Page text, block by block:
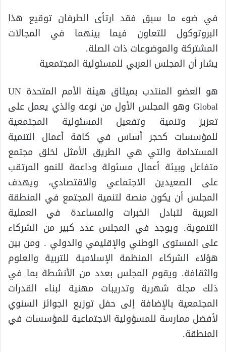
في ضوء ما سبق فقد ارتأى الطرفان توقيع هذا
البروتوكول للتعاون فيما بينهما في المجالات
المشتركة والموضوعات ذات الصلة.
يشار أن المجلس العربي للمسئولية المجتمعية
هو العضو المنتدب بميثاق هيئة الأمم المتحدة UN
Global وهو المجلس الأول من نوعه والذي يعمل على
تعزيز وتنمية وتفعيل المسئولية المجتمعية
للمؤسسات كحجر أساس في كافة أعمال التنمية
المستدامة والتي هي الطريق الأمثل لخلق مجتمع
متفاعل وبيئة أعمال مسئولة وداعمة للنمو المرتقب
على الصعيدين الاجتماعي والاقتصادي، ويهدف
المجلس أن يكون منصة لتنمية المجتمع في المنطقة
العربية لتبادل الخبرات والمساعدة في العملية
التنموية. ويوجد في المجلس عدد كبير من الشركاء
على المستوى الوطني والإقليمي والدولي . ومن بين
هؤلاء الشركاء المنظمة الإسلامية للتربية والعلوم
والثقافة. ويقوم المجلس بعدد من الأنشطة بما في
ذلك مجلة شهرية وتدريبات مهنية لبناء القدرات
المجتمعية بالإضافة إلى حفل توزيع الجوائز السنوي
لأفضل ممارسة للمسؤولية الاجتماعية للمؤسسات في
المنطقة.